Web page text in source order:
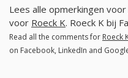
Lees alle opmerkingen voor
voor Roeck K. Roeck K bij
Read all the comments for Roeck
on Facebook, LinkedIn and